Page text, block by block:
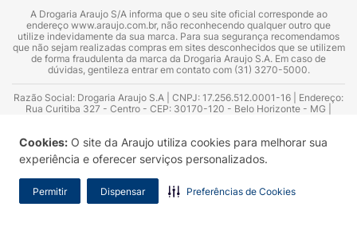
Cookies: O site da Araujo utiliza cookies para melhorar sua
experiência e oferecer serviços personalizados.
Permitir Dispensar Preferências de Cookies
A Drogaria Araujo S/A informa que o seu site oficial corresponde ao
endereço www.araujo.com.br, não reconhecendo qualquer outro que
utilize indevidamente da sua marca. Para sua segurança recomendamos
que não sejam realizadas compras em sites desconhecidos que se utilizem
de forma fraudulenta da marca da Drogaria Araujo S.A. Em caso de
dúvidas, gentileza entrar em contato com (31) 3270-5000.
Razão Social: Drogaria Araujo S.A | CNPJ: 17.256.512.0001-16 | Endereço:
Rua Curitiba 327 - Centro - CEP: 30170-120 - Belo Horizonte - MG |
Azevedo Guimarães – CRF 10.965 | Yasmin Silva Alvarenga – CRF 52.584 -
Consultor substituto: Thiago Aguiar Pinheiro - CRF Nº 13.748. Alvará
Sanitário: 2025020713 | Autorização de Funcionamento da Empresa (AFE):